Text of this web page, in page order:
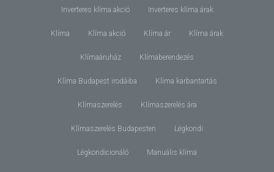
Inverteres klíma akció Inverteres klíma árak
Klíma Klíma akció Klíma ár Klíma árak
Klímaáruház Klímaberendezés
Klíma Budapest irodáiba Klíma karbantartás
Klímaszerelés Klímaszerelés ára
Klímaszerelés Budapesten Légkondi
Légkondicionáló Manuális klíma